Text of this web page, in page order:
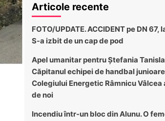
Articole recente
FOTO/UPDATE. ACCIDENT pe DN 67,
S-a izbit de un cap de pod
Apel umanitar pentru Ștefania
Căpitanul echipei de handbal
Colegiului Energetic Râmnicu Vâlcea
de noi
Incendiu într-un bloc din Alunu. O